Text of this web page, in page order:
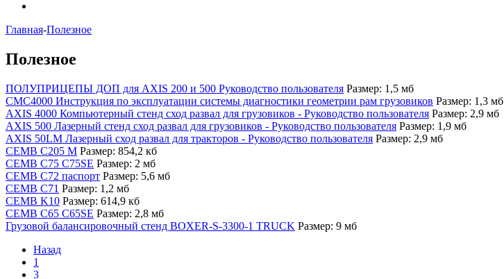
Главная-Полезное
Полезное
ПОЛУПРИЦЕПЫ ДОП для AXIS 200 и 500 Руководство пользователя Размер: 1,5 мб
CMC4000 Инструкция по эксплуатации системы диагностики геометрии рам грузовиков Размер: 1,3 мб
AXIS 4000 Компьютерный стенд сход развал для грузовиков - Руководство пользователя Размер: 2,9 мб
AXIS 500 Лазерный стенд сход развал для грузовиков - Руководство пользователя Размер: 1,9 мб
AXIS 50LM Лазерный сход развал для тракторов - Руководство пользователя Размер: 2,9 мб
CEMB С205 М Размер: 854,2 кб
CEMB С75 С75SE Размер: 2 мб
СЕМВ С72 паспорт Размер: 5,6 мб
CEMB С71 Размер: 1,2 мб
CEMB K10 Размер: 614,9 кб
CEMB C65 C65SE Размер: 2,8 мб
Грузовой балансировочный стенд BOXER-S-3300-1 TRUCK Размер: 9 мб
Назад
1
3